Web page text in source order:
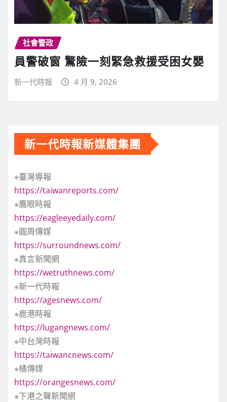
社會警政
員警破窗 驚險一刻緊急救援受困女嬰
新一代時報 4 月 9, 2026
新一代時報新媒體集團
※臺灣導報
https://taiwanreports.com/
※鷹眼時報
https://eagleeyedaily.com/
※圓周傳媒
https://surroundnews.com/
※真言新聞網
https://wetruthnews.com/
※新一代時報
https://agesnews.com/
※鹿港時報
https://lugangnews.com/
※中台灣時報
https://taiwancnews.com/
※橘傳媒
https://orangesnews.com/
※下港之聲新聞網